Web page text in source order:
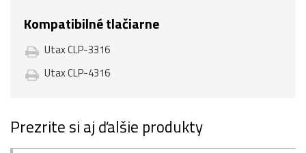
Kompatibilné tlačiarne
Utax CLP-3316
Utax CLP-4316
Prezrite si aj ďalšie produkty